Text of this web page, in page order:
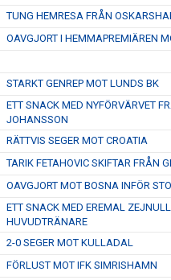
TUNG HEMRESA FRÅN
OAVGJORT I HEMMAPREMIÄREN
STARKT GENREP MOT LUNDS BK
ETT SNACK MED NYFÖRVÄRVET
JOHANSSON
RÄTTVIS SEGER MOT CROATIA
TARIK FETAHOVIC SKIFTAR FRÅN
OAVGJORT MOT BOSNA INFÖR
ETT SNACK MED EREMAL
HUVUDTRÄNARE
2-0 SEGER MOT KULLADAL
FÖRLUST MOT IFK SIMRISHAMN